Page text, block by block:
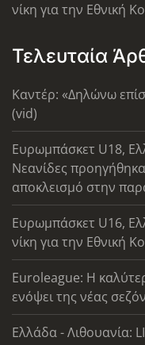
νίκη για την Εθνική
Τελευταία
Καντέρ: «Δηλώνω
(vid)
Ευρωμπάσκετ U18,
Νεανίδες
αποκλεισμό στην
Ευρωμπάσκετ U16,
νίκη για την Εθνική
Euroleague: Η
ενόψει της νέας
Ελλάδα - Λιθουανία: